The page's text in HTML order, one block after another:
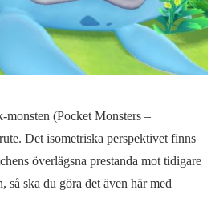
monsten (Pocket Monsters –
Det isometriska perspektivet finns
överlägsna prestanda mot tidigare
ska du göra det även här med